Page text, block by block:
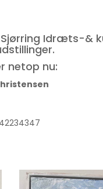
Idræts-&
netop nu: